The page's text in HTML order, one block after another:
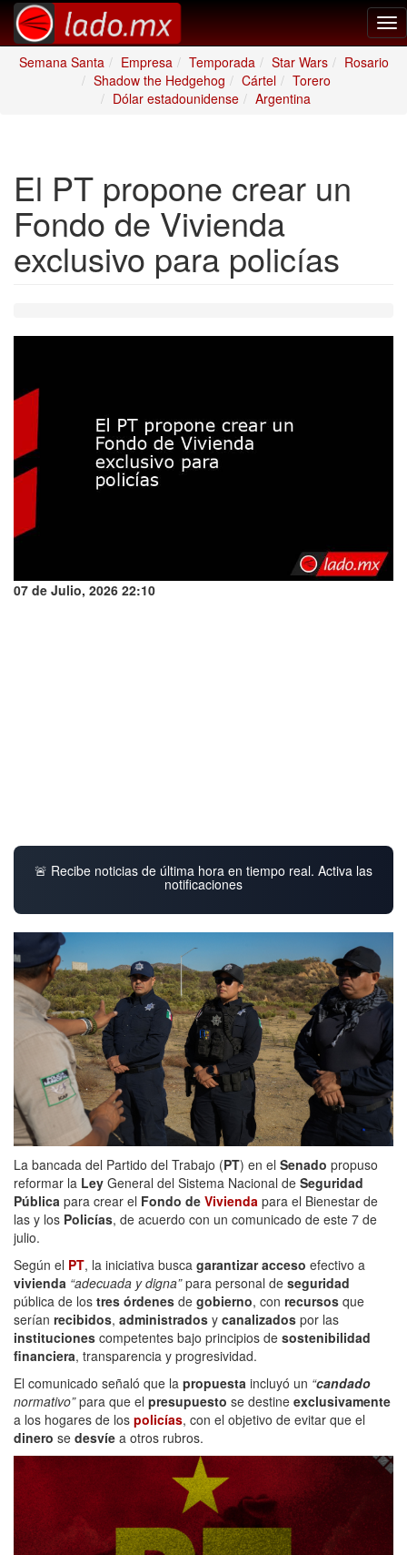
Semana Santa
Empresa Temporada Star Wars
Rosario
Shadow the Hedgehog
Cártel
Torero
Dólar estadounidense
Argentina
El PT propone crear un
Fondo de Vivienda
exclusivo para policías
07 de Julio, 2026 22:10
🚨 Recibe noticias de última hora en tiempo real. Activa las
notificaciones
La bancada del Partido del Trabajo (PT) en el Senado propuso
reformar la Ley General del Sistema Nacional de Seguridad
Pública para crear el Fondo de Vivienda para el Bienestar de
las y los Policías, de acuerdo con un comunicado de este 7 de
julio.
Según el PT, la iniciativa busca garantizar acceso efectivo a
vivienda “adecuada y digna”para personal de seguridad
pública de los tres órdenes de gobierno, con recursos que
serían recibidos, administrados y canalizados por las
instituciones competentes bajo principios de sostenibilidad
financiera, transparencia y progresividad.
El comunicado señaló que la propuesta incluyó un “candado
normativo”para que el presupuesto se destine exclusivamente
a los hogares de los policías, con el objetivo de evitar que el
dinero se desvíe a otros rubros.